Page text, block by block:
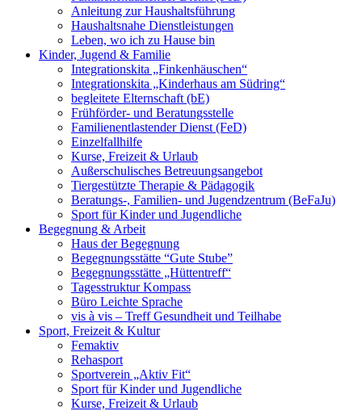
Anleitung zur Haushaltsführung
Haushaltsnahe Dienstleistungen
Leben, wo ich zu Hause bin
Kinder, Jugend & Familie
Integrationskita „Finkenhäuschen“
Integrationskita „Kinderhaus am Südring“
begleitete Elternschaft (bE)
Frühförder- und Beratungsstelle
Familienentlastender Dienst (FeD)
Einzelfallhilfe
Kurse, Freizeit & Urlaub
Außerschulisches Betreuungsangebot
Tiergestützte Therapie & Pädagogik
Beratungs-, Familien- und Jugendzentrum (BeFaJu)
Sport für Kinder und Jugendliche
Begegnung & Arbeit
Haus der Begegnung
Begegnungsstätte “Gute Stube”
Begegnungsstätte „Hüttentreff“
Tagesstruktur Kompass
Büro Leichte Sprache
vis à vis – Treff Gesundheit und Teilhabe
Sport, Freizeit & Kultur
Femaktiv
Rehasport
Sportverein „Aktiv Fit“
Sport für Kinder und Jugendliche
Kurse, Freizeit & Urlaub